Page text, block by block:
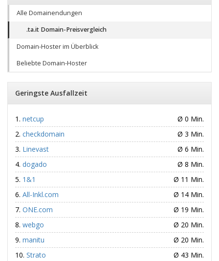
Alle Domainendungen
.ta.it Domain-Preisvergleich
Domain-Hoster im Überblick
Beliebte Domain-Hoster
Geringste Ausfallzeit
netcup
Ø 0 Min.
checkdomain
Ø 3 Min.
Linevast
Ø 6 Min.
dogado
Ø 8 Min.
1&1
Ø 11 Min.
All-Inkl.com
Ø 14 Min.
ONE.com
Ø 19 Min.
webgo
Ø 20 Min.
manitu
Ø 20 Min.
Strato
Ø 43 Min.